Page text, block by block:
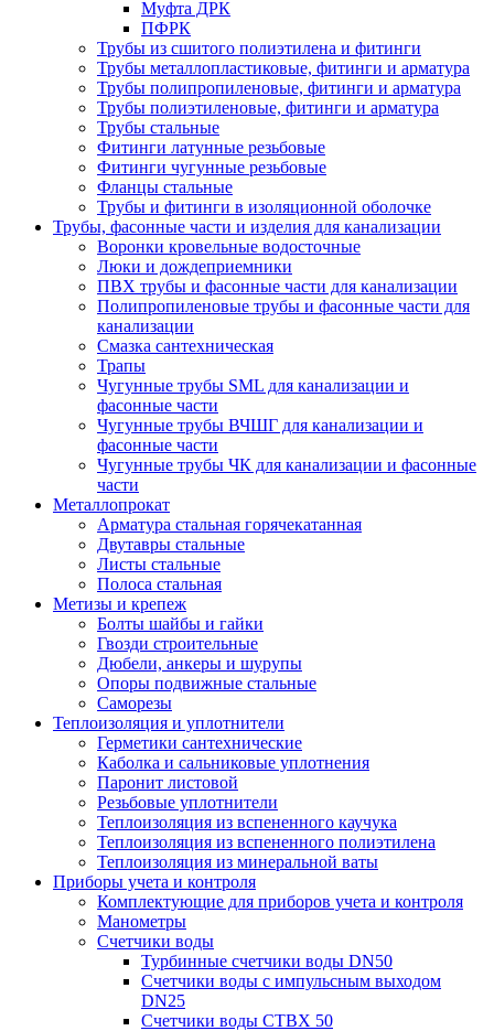
Муфта ДРК
ПФРК
Трубы из сшитого полиэтилена и фитинги
Трубы металлопластиковые, фитинги и арматура
Трубы полипропиленовые, фитинги и арматура
Трубы полиэтиленовые, фитинги и арматура
Трубы стальные
Фитинги латунные резьбовые
Фитинги чугунные резьбовые
Фланцы стальные
Трубы и фитинги в изоляционной оболочке
Трубы, фасонные части и изделия для канализации
Воронки кровельные водосточные
Люки и дождеприемники
ПВХ трубы и фасонные части для канализации
Полипропиленовые трубы и фасонные части для
канализации
Смазка сантехническая
Трапы
Чугунные трубы SML для канализации и
фасонные части
Чугунные трубы ВЧШГ для канализации и
фасонные части
Чугунные трубы ЧК для канализации и фасонные
части
Металлопрокат
Арматура стальная горячекатанная
Двутавры стальные
Листы стальные
Полоса стальная
Метизы и крепеж
Болты шайбы и гайки
Гвозди строительные
Дюбели, анкеры и шурупы
Опоры подвижные стальные
Саморезы
Теплоизоляция и уплотнители
Герметики сантехнические
Каболка и сальниковые уплотнения
Паронит листовой
Резьбовые уплотнители
Теплоизоляция из вспененного каучука
Теплоизоляция из вспененного полиэтилена
Теплоизоляция из минеральной ваты
Приборы учета и контроля
Комплектующие для приборов учета и контроля
Манометры
Счетчики воды
Турбинные счетчики воды DN50
Счетчики воды с импульсным выходом
DN25
Счетчики воды СТВХ 50